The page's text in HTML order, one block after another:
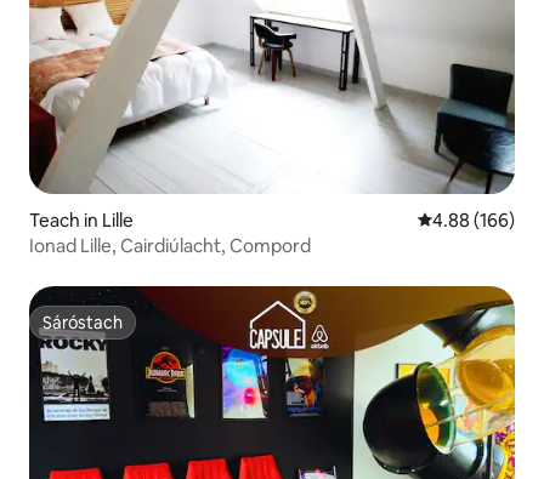
Teach in Lille Meánrátáil
4.88 (166)
Ionad Lille, Cairdiúlacht, Compord
Sáróstach
Sáróstach